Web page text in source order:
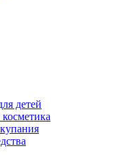
детей